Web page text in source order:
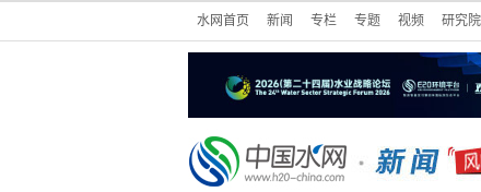
水网首页 新闻 专栏 专题 视频 研究院